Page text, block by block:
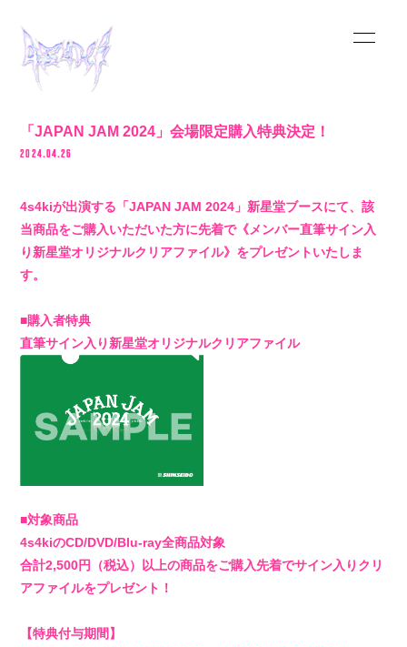
HOME
SCHEDULE
MUSIC
BIOGRAPHY
STORE
「JAPAN JAM 2024」会場限定購入特典決定！
2024.04.26
4s4kiが出演する「JAPAN JAM 2024」新星堂ブースにて、該
当商品をご購入いただいた方に先着で《メンバー直筆サイン入
り新星堂オリジナルクリアファイル》をプレゼントいたしま
す。
■購入者特典
直筆サイン入り新星堂オリジナルクリアファイル
■対象商品
4s4kiのCD/DVD/Blu-ray全商品対象
合計2,500円（税込）以上の商品をご購入先着でサイン入りクリ
アファイルをプレゼント！
【特典付与期間】